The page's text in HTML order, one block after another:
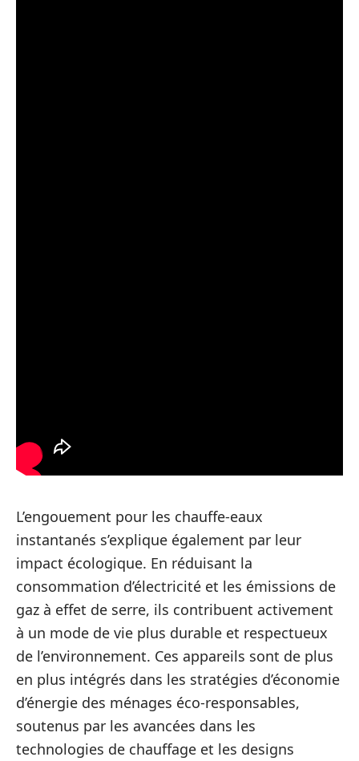
L’engouement pour les chauffe-eaux
instantanés s’explique également par leur
impact écologique. En réduisant la
consommation d’électricité et les émissions de
gaz à effet de serre, ils contribuent activement
à un mode de vie plus durable et respectueux
de l’environnement. Ces appareils sont de plus
en plus intégrés dans les stratégies d’économie
d’énergie des ménages éco-responsables,
soutenus par les avancées dans les
technologies de chauffage et les designs